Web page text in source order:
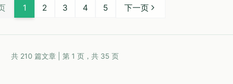
1 2 3 4 5 下一页
共 210 篇文章 | 第 1 页，共 35 页